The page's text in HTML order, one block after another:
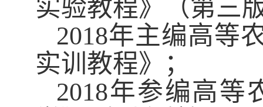
实验教程》（第三
2018年主编高等
实训教程》；
2018年参编高等